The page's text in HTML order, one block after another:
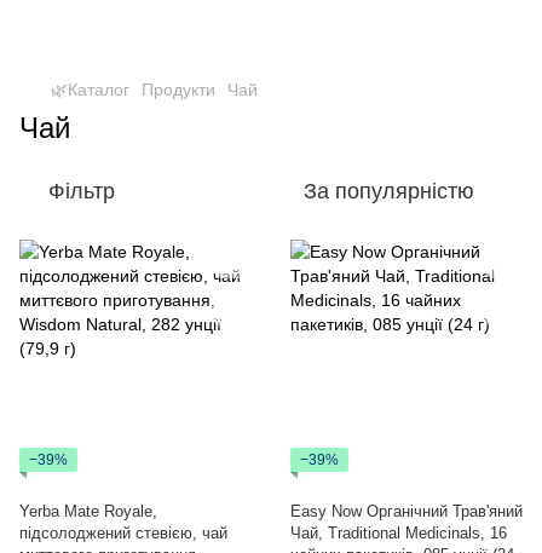
🌿Каталог Продукти Чай
Чай
Фільтр За популярністю
−39%
Yerba Mate Royale,
підсолоджений стевією, чай
−39%
Easy Now Органічний Трав'яний
Чай, Traditional Medicinals, 16